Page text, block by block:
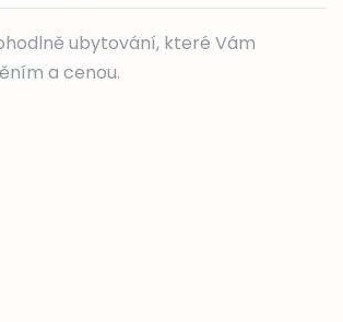
ubytování, které Vám
a cenou.